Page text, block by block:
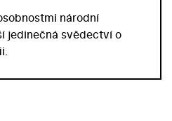
národní
jedinečná svědectví o